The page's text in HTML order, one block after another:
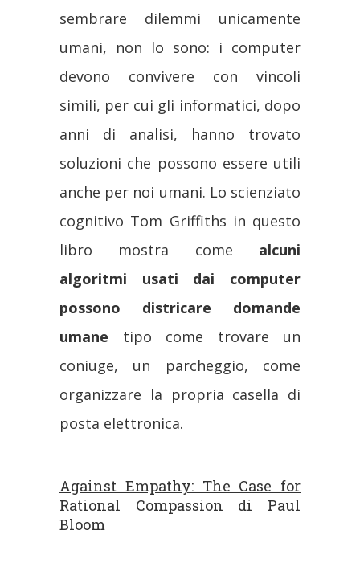
sembrare dilemmi unicamente
umani, non lo sono: i computer
devono convivere con vincoli
simili, per cui gli informatici, dopo
anni di analisi, hanno trovato
soluzioni che possono essere utili
anche per noi umani. Lo scienziato
cognitivo Tom Griffiths in questo
libro mostra come alcuni
algoritmi usati dai computer
possono districare domande
umane tipo come trovare un
coniuge, un parcheggio, come
organizzare la propria casella di
posta elettronica.
Against Empathy: The Case for
Rational Compassion di Paul
Bloom